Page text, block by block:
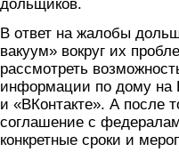
дольщиков.
В ответ на жалобы
вакуум» вокруг их
рассмотреть
информации по дому на
и «ВКонтакте». А после
соглашение с
конкретные сроки и